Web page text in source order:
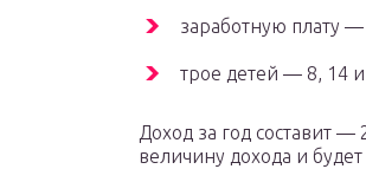
заработную плату
трое детей — 8, 14 и
Доход за год составит
величину дохода и